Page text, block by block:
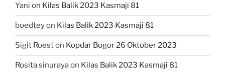
Yani on Kilas Balik 2023 Kasmaji 81
boedteyon Kilas Balik 2023 Kasmaji 81
Sigit Roeston Kopdar Bogor 26 Oktober 2023
Rosita sinurayaon Kilas Balik 2023 Kasmaji 81